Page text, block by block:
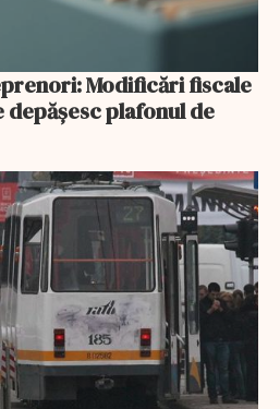
Modificări fiscale
plafonul de